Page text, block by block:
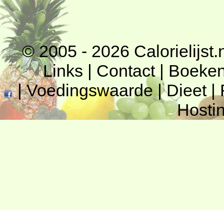
© 2005 - 2026
Links | Contact|
|Voedingswaarde|Dieet|